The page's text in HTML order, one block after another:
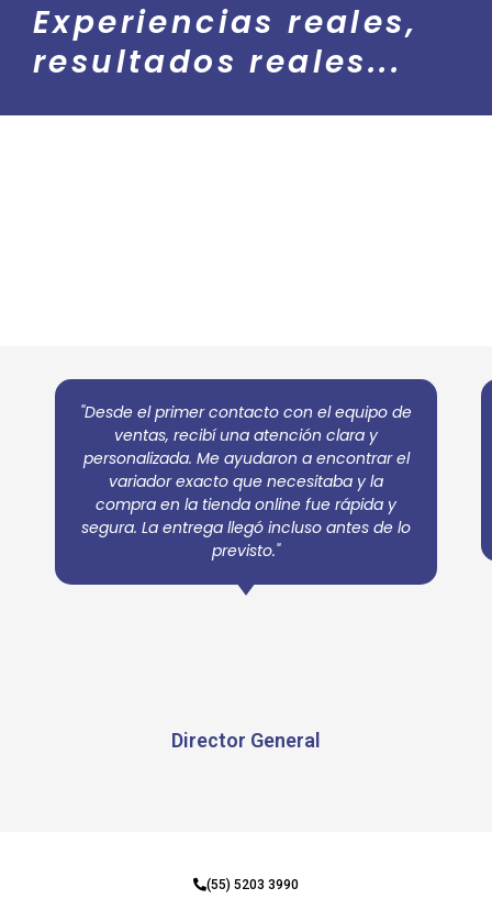
Experiencias reales,
resultados reales...
"Desde el primer contacto con el equipo de
ventas, recibí una atención clara y
personalizada. Me ayudaron a encontrar el
variador exacto que necesitaba y la
compra en la tienda online fue rápida y
segura. La entrega llegó incluso antes de lo
previsto."
Director General
(55) 5203 3990